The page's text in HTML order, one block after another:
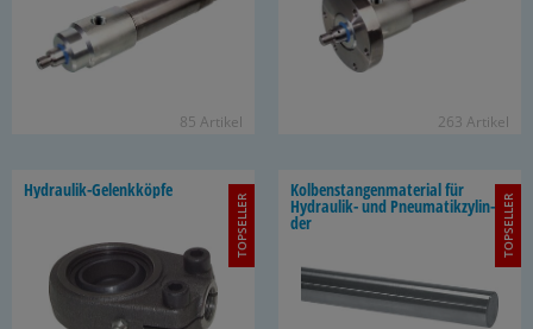
85 Ar­ti­kel 263 Ar­ti­kel
Hydraulik-​Gelenkköpfe
TOPSELLER
Kol­ben­stan­gen­ma­te­ri­al für
Hydraulik-​ und Pneu­ma­tik­zy­lin­
der TOPSELLER